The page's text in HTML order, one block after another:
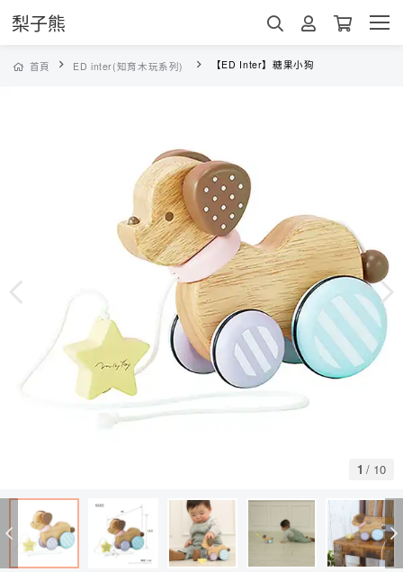
梨子熊
首頁 ED inter(知育木玩系列) 【ED Inter】糖果小狗
1 / 10